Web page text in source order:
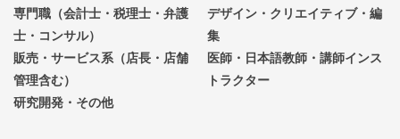
専門職（会計士・税理士・弁護
士・コンサル）
デザイン・クリエイティブ・編
集
販売・サービス系（店長・店舗
管理含む）
医師・日本語教師・講師インス
トラクター
研究開発・その他